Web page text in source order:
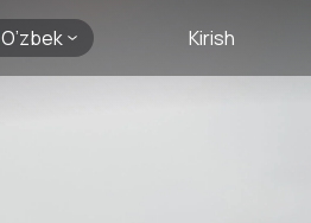
O’zbek Kirish